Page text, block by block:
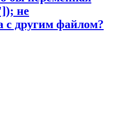
не
с другим файлом?